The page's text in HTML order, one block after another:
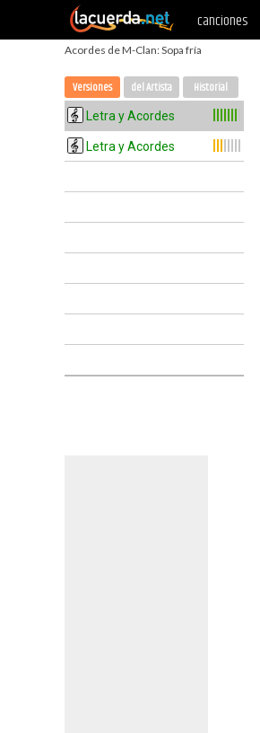
canciones
Acordes de M-Clan: Sopa fría
Versiones del Artista Historial
Letra y Acordes
Letra y Acordes